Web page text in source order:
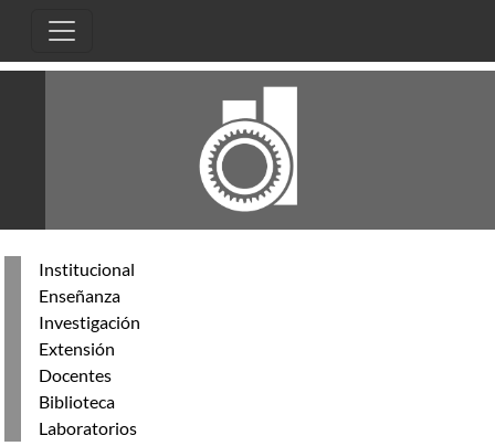
Institucional
Enseñanza
Investigación
Extensión
Docentes
Biblioteca
Laboratorios